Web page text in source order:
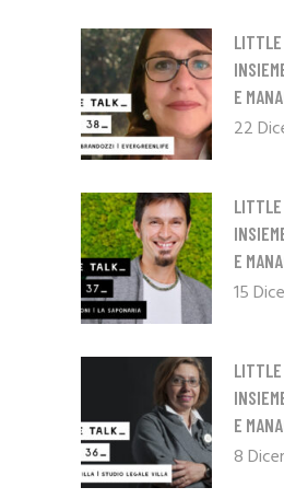
LITTLE
E
22
LITTLE
E
15
LITTLE
E
8